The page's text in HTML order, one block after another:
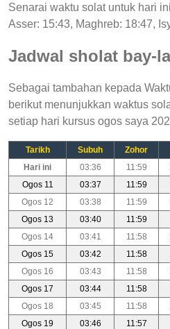
Senarai waktu solat untuk hari
Asser: 15:43, Maghreb: 18:47,
Jadwal sholat bay-
Sebagai tambahan kepada
berikut menunjukkan waktus
setiap hari kursus ogos saya
Tarikh Subuh Zohor
Hari ini
03:36 11:59
Ogos 11
03:37 11:59
Ogos 12
03:38 11:59
Ogos 13
03:40 11:59
Ogos 14
03:41 11:58
Ogos 15
03:42 11:58
Ogos 16
03:43 11:58
Ogos 17
03:44 11:58
Ogos 18
03:45 11:58
Ogos 19
03:46 11:57